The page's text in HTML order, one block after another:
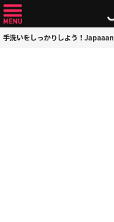
手洗いをしっかりしよう！Japaaan